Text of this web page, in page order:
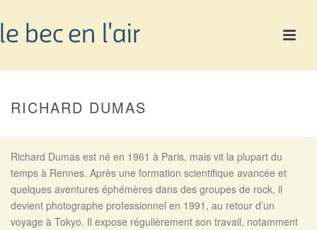
RICHARD DUMAS
Richard Dumas est né en 1961 à Paris, mais vit la plupart du
temps à Rennes. Après une formation scientifique avancée et
quelques aventures éphémères dans des groupes de rock, il
devient photographe professionnel en 1991, au retour d’un
voyage à Tokyo. Il expose régulièrement son travail, notamment